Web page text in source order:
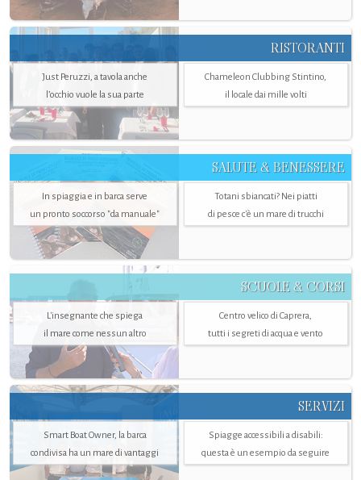
RISTORANTI
Just Peruzzi, a tavola anche
l’occhio vuole la sua parte
Chameleon Clubbing Stintino,
il locale dai mille volti
SALUTE & BENESSERE
In spiaggia e in barca serve
un pronto soccorso "da manuale"
Totani sbiancati? Nei piatti
di pesce c'è un mare di trucchi
SCUOLE & CORSI
L'insegnante che spiega
il mare come nessun altro
Centro velico di Caprera,
tutti i segreti di acqua e vento
SERVIZI
Smart Boat Owner, la barca
condivisa ha un mare di vantaggi
Spiagge accessibili a disabili:
questa è un esempio da seguire